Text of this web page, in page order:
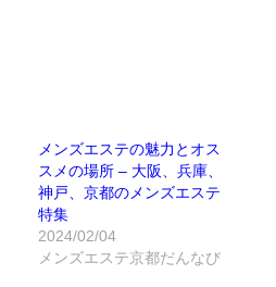
メンズエステの魅力とオス
スメの場所 – 大阪、兵庫、
神戸、京都のメンズエステ
特集
2024/02/04
メンズエステ京都だんなび